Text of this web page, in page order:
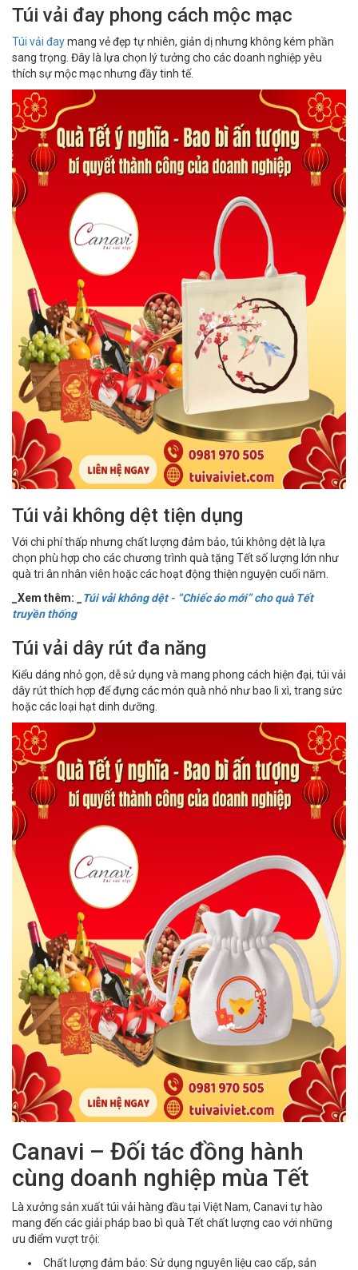
Túi vải đay phong cách mộc mạc
Túi vải đaymang vẻ đẹp tự nhiên, giản dị nhưng không kém phần
sang trọng. Đây là lựa chọn lý tưởng cho các doanh nghiệp yêu
thích sự mộc mạc nhưng đầy tinh tế.
Túi vải không dệt tiện dụng
Với chi phí thấp nhưng chất lượng đảm bảo, túi không dệt là lựa
chọn phù hợp cho các chương trình quà tặng Tết số lượng lớn như
quà tri ân nhân viên hoặc các hoạt động thiện nguyện cuối năm.
_Xem thêm: _
Túi vải không dệt - “Chiếc áo mới” cho quà Tết
truyền thống
Túi vải dây rút đa năng
Kiểu dáng nhỏ gọn, dễ sử dụng và mang phong cách hiện đại, túi vải
dây rút thích hợp để đựng các món quà nhỏ như bao lì xì, trang sức
hoặc các loại hạt dinh dưỡng.
Canavi – Đối tác đồng hành
cùng doanh nghiệp mùa Tết
Là xưởng sản xuất túi vải hàng đầu tại Việt Nam, Canavi tự hào
mang đến các giải pháp bao bì quà Tết chất lượng cao với những
ưu điểm vượt trội:
Chất lượng đảm bảo: Sử dụng nguyên liệu cao cấp, sản